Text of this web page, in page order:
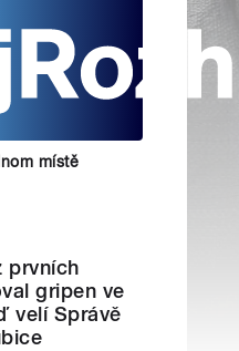
místě
prvních
gripen ve
velí Správě